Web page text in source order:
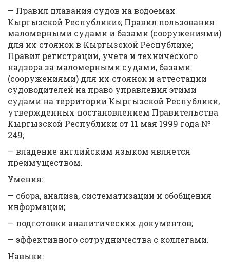
— Правил плавания судов на водоемах
Кыргызской Республики»; Правил пользования
маломерными судами и базами (сооружениями)
для их стоянок в Кыргызской Республике;
Правил регистрации, учета и технического
надзора за маломерными судами, базами
(сооружениями) для их стоянок и аттестации
судоводителей на право управления этими
судами на территории Кыргызской Республики,
утвержденных постановлением Правительства
Кыргызской Республики от 11 мая 1999 года №
249;
— владение английским языком является
преимуществом.
Умения:
— сбора, анализа, систематизации и обобщения
информации;
— подготовки аналитических документов;
— эффективного сотрудничества с коллегами.
Навыки: